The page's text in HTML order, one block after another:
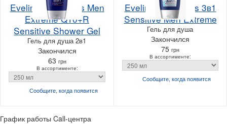
Eveline Cosmetics Men
Extreme Q10+R
Sensitive Shower Gel
Гель для душа 2в1
Закончился
63 грн
В ассортименте:
Сообщите, когдапоявится
Eveline Cosmetics 3в1
Sensitive Men Extreme
Гель для душа
Закончился
75 грн
В ассортименте:
Сообщите, когдапоявится
График работы Call-центра